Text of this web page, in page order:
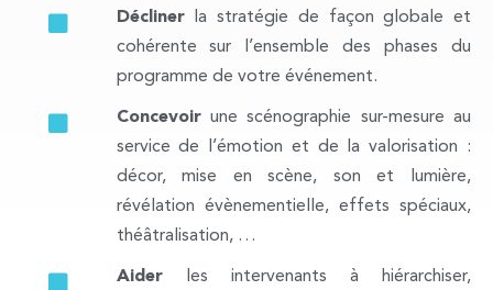
Déclinerla stratégie de façon globale et
cohérente sur l’ensemble des phases du
programme de votre événement.
Concevoirune scénographie sur-mesure au
service de l’émotion et de la valorisation :
décor, mise en scène, son et lumière,
révélation évènementielle, effets spéciaux,
théâtralisation, …
Aiderles intervenants à hiérarchiser,